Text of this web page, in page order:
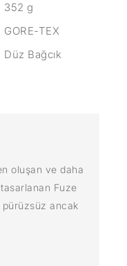
352 g
GORE-TEX
Düz Bağcık
oluşan ve daha
Fuze
pürüzsüz ancak